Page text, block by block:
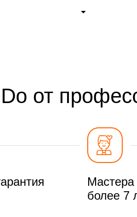
от
более 7